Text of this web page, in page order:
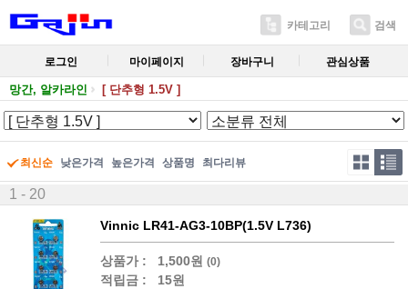
카테고리 검색
로그인 마이페이지 장바구니 관심상품
망간, 알카라인 [ 단추형 1.5V ]
최신순 낮은가격 높은가격 상품명 최다리뷰
1 - 20
Vinnic LR41-AG3-10BP(1.5V L736)
상품가 : 1,500원 (0)
적립금 : 15원